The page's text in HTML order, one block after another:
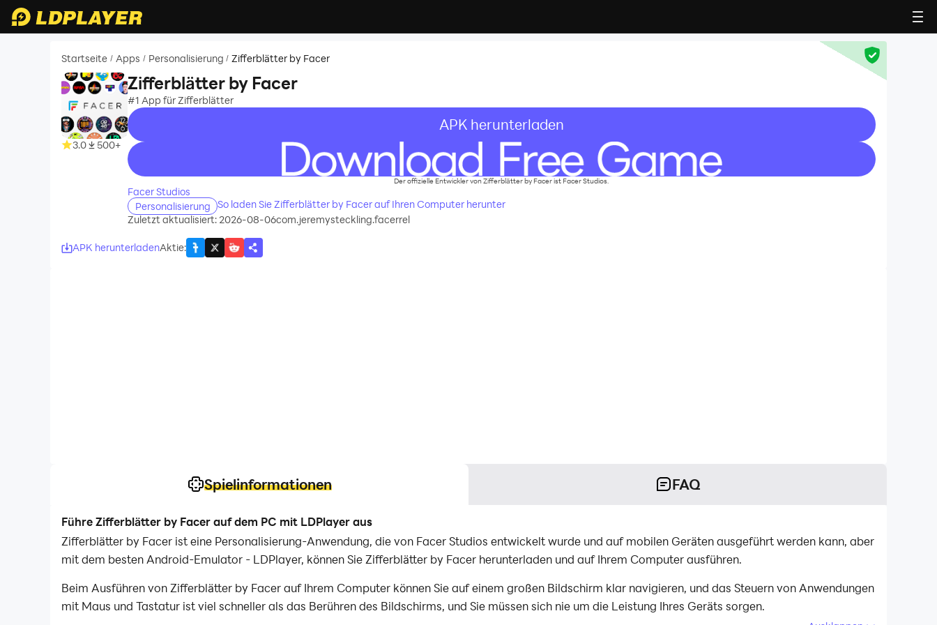
Startseite / Apps / Personalisierung / Zifferblätter by Facer
3.0 500+
Zifferblätter by Facer
#1 App für Zifferblätter
APK herunterladen
recommend
Der offizielle Entwickler von Zifferblätter by Facer ist Facer Studios.
Facer Studios
Personalisierung So laden Sie Zifferblätter by Facer auf Ihren Computer herunter
Zuletzt aktualisiert: 2026-08-06com.jeremysteckling.facerrel
APK herunterladenAktie:
Spielinformationen FAQ
Führe Zifferblätter by Facer auf dem PC mit LDPlayer aus
Zifferblätter by Facer ist eine Personalisierung-Anwendung, die von Facer Studios entwickelt wurde und auf mobilen Geräten ausgeführt werden kann, aber
mit dem besten Android-Emulator - LDPlayer, können Sie Zifferblätter by Facer herunterladen und auf Ihrem Computer ausführen.
Beim Ausführen von Zifferblätter by Facer auf Ihrem Computer können Sie auf einem großen Bildschirm klar navigieren, und das Steuern von Anwendungen
mit Maus und Tastatur ist viel schneller als das Berühren des Bildschirms, und Sie müssen sich nie um die Leistung Ihres Geräts sorgen.